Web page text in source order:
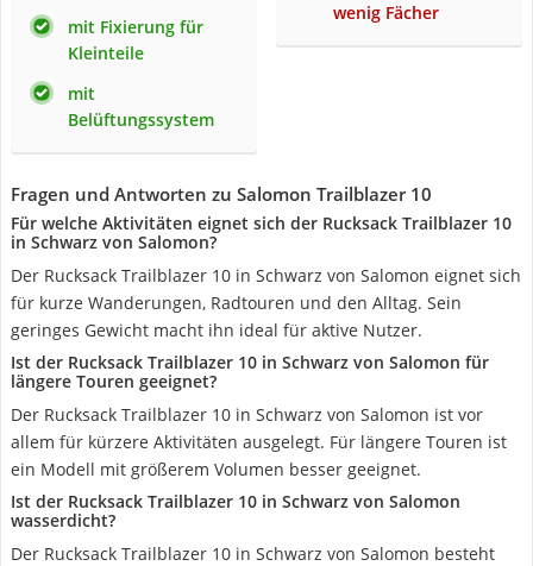
mit Fixierung für
Kleinteile
mit
Belüftungssystem
wenig Fächer
Fragen und Antworten zu Salomon Trailblazer 10
Für welche Aktivitäten eignet sich der Rucksack Trailblazer 10
in Schwarz von Salomon?
Der Rucksack Trailblazer 10 in Schwarz von Salomon eignet sich
für kurze Wanderungen, Radtouren und den Alltag. Sein
geringes Gewicht macht ihn ideal für aktive Nutzer.
Ist der Rucksack Trailblazer 10 in Schwarz von Salomon für
längere Touren geeignet?
Der Rucksack Trailblazer 10 in Schwarz von Salomon ist vor
allem für kürzere Aktivitäten ausgelegt. Für längere Touren ist
ein Modell mit größerem Volumen besser geeignet.
Ist der Rucksack Trailblazer 10 in Schwarz von Salomon
wasserdicht?
Der Rucksack Trailblazer 10 in Schwarz von Salomon besteht